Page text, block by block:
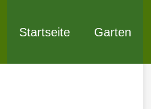
Startseite Garten